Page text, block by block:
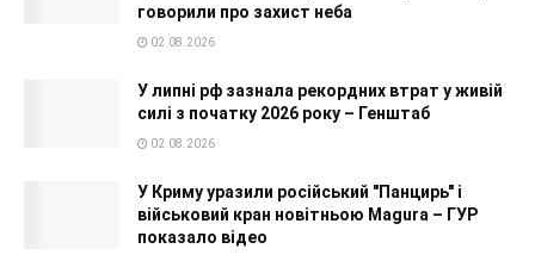
говорили про захист неба
02.08.2026
У липні рф зазнала рекордних втрат у живій
силі з початку 2026 року – Генштаб
02.08.2026
У Криму уразили російський "Панцирь" і
військовий кран новітньою Magura – ГУР
показало відео